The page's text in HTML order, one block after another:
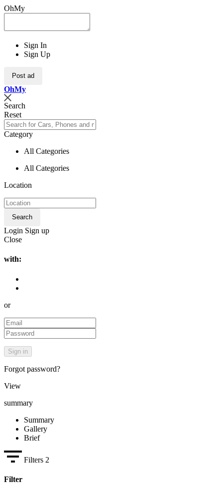
OhMy
Sign In
Sign Up
Post ad
OhMy
Search
Reset
Category
All Categories
All Categories
Location
Search
Login Sign up
Close
with:
or
Forgot password?
View
summary
Summary
Gallery
Brief
Filters 2
Filter